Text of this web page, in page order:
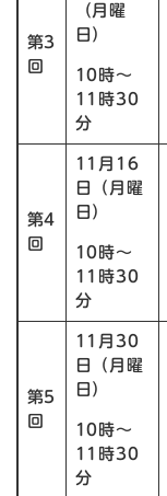
第3
回
（月曜
日）
10時〜
11時30
分
第4
回
11月16
日（月曜
日）
10時〜
11時30
分
第5
回
11月30
日（月曜
日）
10時〜
11時30
分